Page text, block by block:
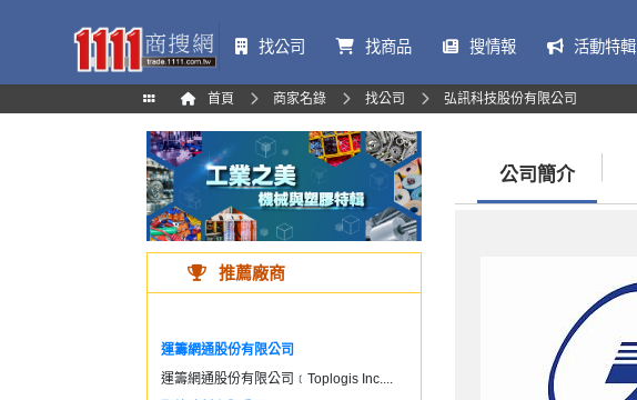
找公司 找商品 搜情報 活動特輯
首頁 商家名錄 找公司 弘訊科技股份有限公司
推薦廠商
運籌網通股份有限公司
運籌網通股份有限公司﹝Toplogis Inc....
公司簡介